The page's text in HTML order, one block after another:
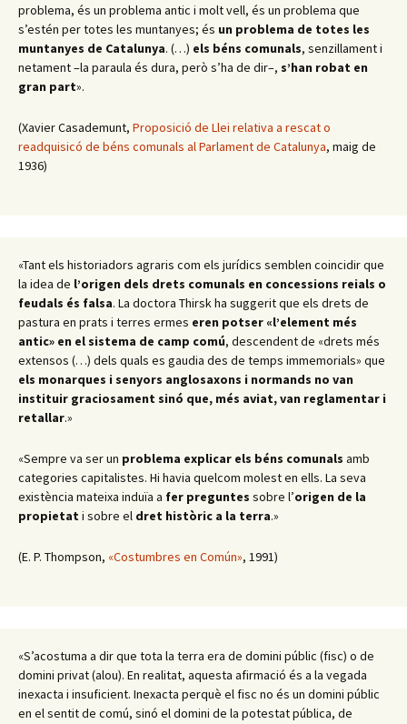
problema, és un problema antic i molt vell, és un problema que
s’estén per totes les muntanyes; és un problema de totes les
muntanyes de Catalunya. (…) els béns comunals, senzillament i
netament –la paraula és dura, però s’ha de dir–, s’han robat en
gran part».
(Xavier Casademunt, Proposició de Llei relativa a rescat o
readquisicó de béns comunals al Parlament de Catalunya, maig de
1936)
«Tant els historiadors agraris com els jurídics semblen coincidir que
la idea de l’origen dels drets comunals en concessions reials o
feudals és falsa. La doctora Thirsk ha suggerit que els drets de
pastura en prats i terres ermes eren potser «l’element més
antic» en el sistema de camp comú, descendent de «drets més
extensos (…) dels quals es gaudia des de temps immemorials» que
els monarques i senyors anglosaxons i normands no van
instituir graciosament sinó que, més aviat, van reglamentar i
retallar.»
«Sempre va ser un problema explicar els béns comunals amb
categories capitalistes. Hi havia quelcom molest en ells. La seva
existència mateixa induïa a fer preguntes sobre l’origen de la
propietat i sobre el dret històric a la terra.»
(E. P. Thompson, «Costumbres en Común», 1991)
«S’acostuma a dir que tota la terra era de domini públic (fisc) o de
domini privat (alou). En realitat, aquesta afirmació és a la vegada
inexacta i insuficient. Inexacta perquè el fisc no és un domini públic
en el sentit de comú, sinó el domini de la potestat pública, de